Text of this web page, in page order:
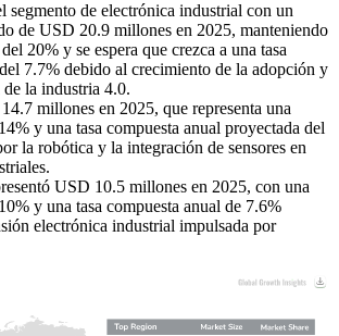
segmento de electrónica industrial con un
de USD 20.9 millones en 2025, manteniendo
20% y se espera que crezca a una tasa
7.7% debido al crecimiento de la adopción y
la industria 4.0.
millones en 2025, que representa una
y una tasa compuesta anual proyectada del
la robótica y la integración de sensores en
USD 10.5 millones en 2025, con una
y una tasa compuesta anual de 7.6%
electrónica industrial impulsada por